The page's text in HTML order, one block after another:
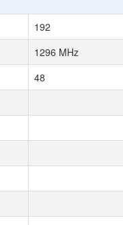
192
1296 MHz
48